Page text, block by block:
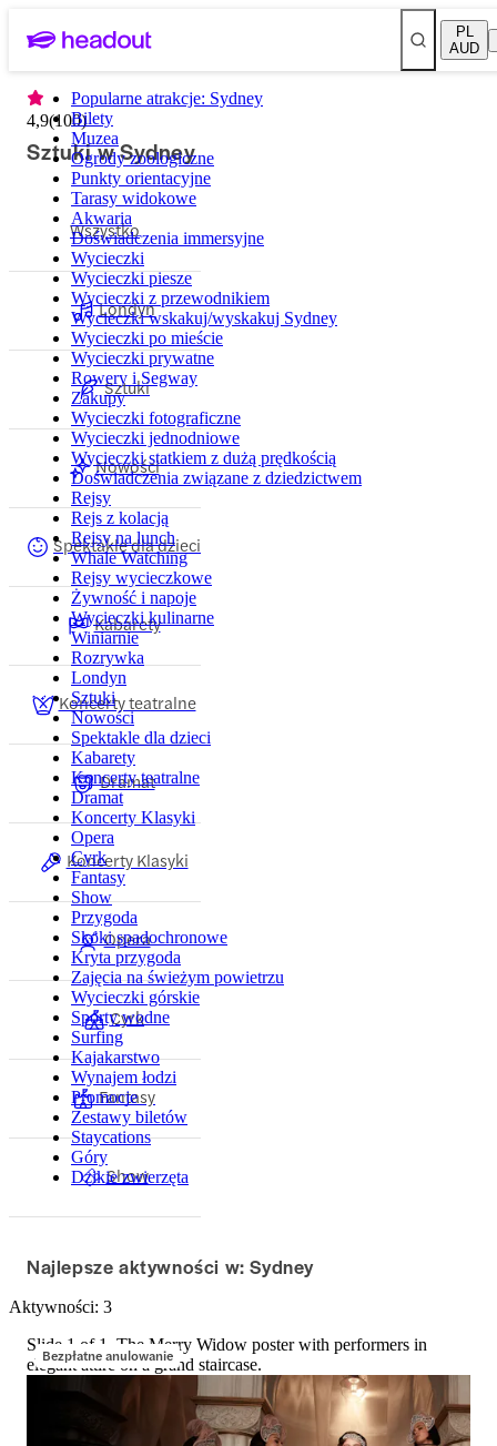
PL
AUD
Popularne atrakcje: Sydney
Bilety
Muzea
Ogrody zoologiczne
Punkty orientacyjne
Tarasy widokowe
Akwaria
Doświadczenia immersyjne
Wycieczki
Wycieczki piesze
Wycieczki z przewodnikiem
Wycieczki wskakuj/wyskakuj Sydney
Wycieczki po mieście
Wycieczki prywatne
Rowery i Segway
Zakupy
Wycieczki fotograficzne
Wycieczki jednodniowe
Wycieczki statkiem z dużą prędkością
Doświadczenia związane z dziedzictwem
Rejsy
Rejs z kolacją
Rejsy na lunch
Whale Watching
Rejsy wycieczkowe
Żywność i napoje
Wycieczki kulinarne
Winiarnie
Rozrywka
Londyn
Sztuki
Nowości
Spektakle dla dzieci
Kabarety
Koncerty teatralne
Dramat
Koncerty Klasyki
Opera
Cyrk
Fantasy
Show
Przygoda
Skoki spadochronowe
Kryta przygoda
Zajęcia na świeżym powietrzu
Wycieczki górskie
Sporty wodne
Surfing
Kajakarstwo
Wynajem łodzi
Promocje
Zestawy biletów
Staycations
Góry
Dzikie zwierzęta
4,9(100)
Sztuki w Sydney
Wszystko
Londyn
Sztuki
Nowości
Spektakle dla dzieci
Kabarety
Koncerty teatralne
Dramat
Koncerty Klasyki
Opera
Cyrk
Fantasy
Show
Najlepsze aktywności w: Sydney
Aktywności: 3
Bezpłatne anulowanie
Slide 1 of 1, The Merry Widow poster with performers in
elegant attire on a grand staircase.